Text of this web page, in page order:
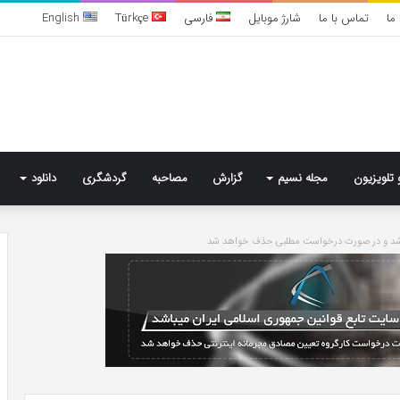
تماس با ما شارژ موبایل فارسی Türkçe
English
تلویزیون مجله نسیم گزارش مصاحبه گردشگری دانلود
و در صورت درخواست مطلبی حذف خواهد شد
سندرم
پرادر-
ویلی
چگونه
انجام
3 روز پیش